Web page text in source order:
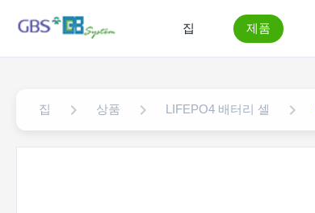
집 제품
집 상품 LIFEPO4 배터리 셀